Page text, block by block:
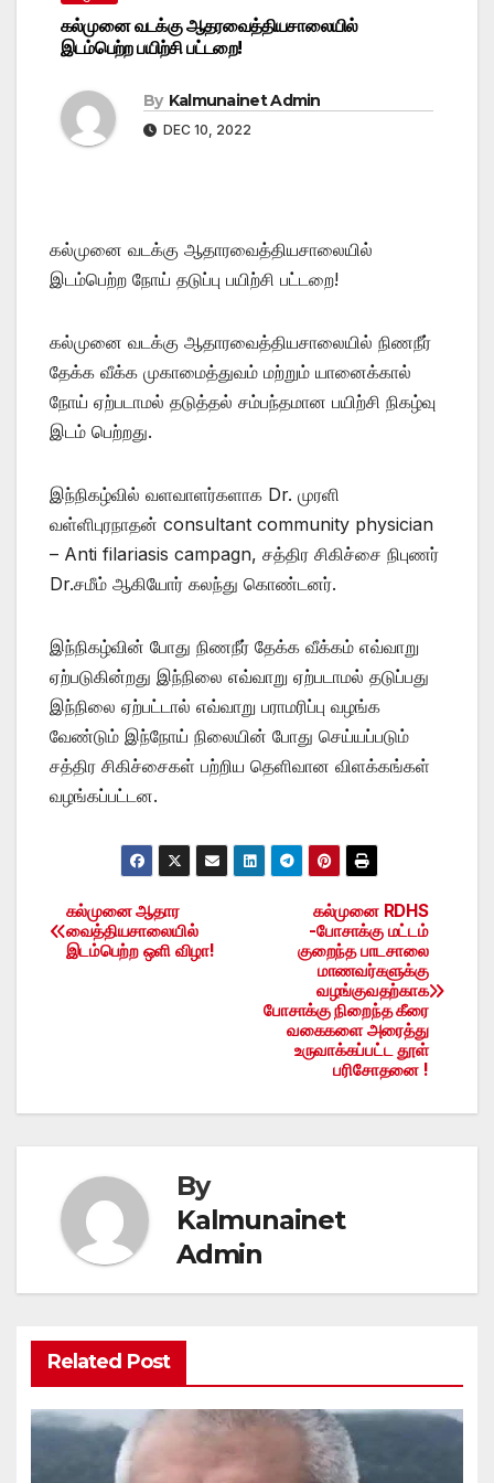
கல்முனை வடக்கு ஆதரவைத்தியசாலையில்
இடம்பெற்ற பயிற்சி பட்டறை!
By Kalmunainet Admin
DEC 10, 2022
கல்முனை வடக்கு ஆதாரவைத்தியசாலையில்
இடம்பெற்ற நோய் தடுப்பு பயிற்சி பட்டறை!
கல்முனை வடக்கு ஆதாரவைத்தியசாலையில் நிணநீர்
தேக்க வீக்க முகாமைத்துவம் மற்றும் யானைக்கால்
நோய் ஏற்படாமல் தடுத்தல் சம்பந்தமான பயிற்சி நிகழ்வு
இடம் பெற்றது.
இந்நிகழ்வில் வளவாளர்களாக Dr. முரளி
வள்ளிபுரநாதன் consultant community physician
– Anti filariasis campagn, சத்திர சிகிச்சை நிபுணர்
Dr.சமீம் ஆகியோர் கலந்து கொண்டனர்.
இந்நிகழ்வின் போது நிணநீர் தேக்க வீக்கம் எவ்வாறு
ஏற்படுகின்றது இந்நிலை எவ்வாறு ஏற்படாமல் தடுப்பது
இந்நிலை ஏற்பட்டால் எவ்வாறு பராமரிப்பு வழங்க
வேண்டும் இந்நோய் நிலையின் போது செய்யப்படும்
சத்திர சிகிச்சைகள் பற்றிய தெளிவான விளக்கங்கள்
வழங்கப்பட்டன.
Post
navigation
கல்முனை RDHS
-போசாக்கு மட்டம்
குறைந்த பாடசாலை
மாணவர்களுக்கு
வழங்குவதற்காக
போசாக்கு நிறைந்த கீரை
வகைகளை அரைத்து
உருவாக்கப்பட்ட தூள்
பரிசோதனை !
கல்முனை ஆதார
வைத்தியசாலையில்
இடம்பெற்ற ஒளி விழா!
By
Kalmunainet
Admin
Related Post